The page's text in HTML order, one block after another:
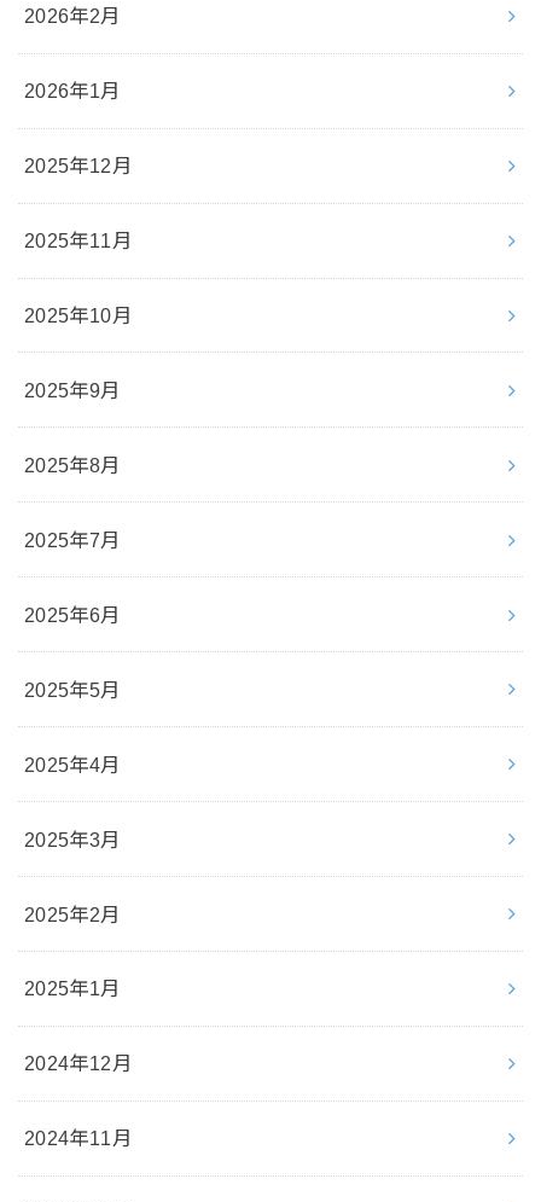
2026年2月
2026年1月
2025年12月
2025年11月
2025年10月
2025年9月
2025年8月
2025年7月
2025年6月
2025年5月
2025年4月
2025年3月
2025年2月
2025年1月
2024年12月
2024年11月